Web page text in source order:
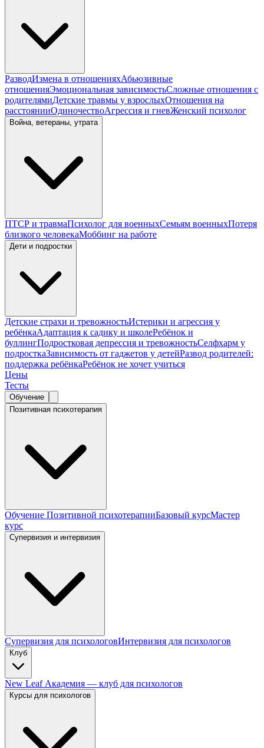
РазводИзмена в отношенияхАбьюзивные
отношенияЭмоциональная зависимостьСложные отношения с
родителямиДетские травмы у взрослыхОтношения на
расстоянииОдиночествоАгрессия и гневЖенский психолог
Война, ветераны, утрата
ПТСР и травмаПсихолог для военныхСемьям военныхПотеря
близкого человекаМоббинг на работе
Дети и подростки
Детские страхи и тревожностьИстерики и агрессия у
ребёнкаАдаптация к садику и школеРебёнок и
буллингПодростковая депрессия и тревожностьСелфхарм у
подросткаЗависимость от гаджетов у детейРазвод родителей:
поддержка ребёнкаРебёнок не хочет учиться
Цены
Тесты
Обучение
Позитивная психотерапия
Обучение Позитивной психотерапииБазовый курсМастер
курс
Супервизия и интервизия
Супервизия для психологовИнтервизия для психологов
Клуб
New Leaf Академия — клуб для психологов
Курсы для психологов